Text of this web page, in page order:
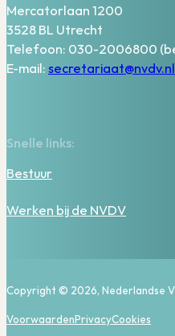
Mercatorlaan 1200
3528 BL Utrecht
Telefoon: 030-2006800
E-mail: secretariaat@nvdv.nl
Snelle links:
Bestuur
Werken bij de NVDV
Copyright © 2026, Nederlandse
VoorwaardenPrivacyCookies